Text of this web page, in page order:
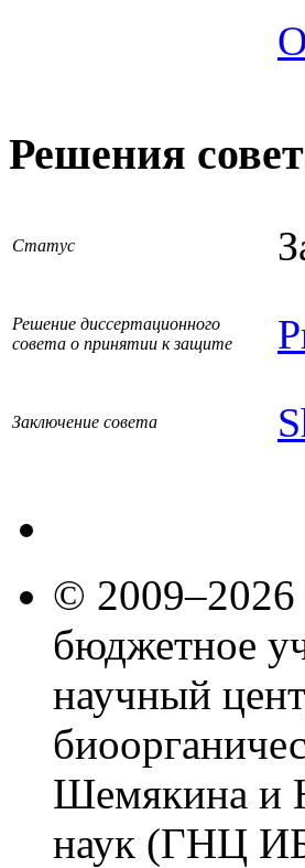
Решения
Статус
Решение диссертационного
совета о принятии к защите
Заключение совета
© 2009–2026
бюджетное
научный
Шемякина и
наук (ГНЦ